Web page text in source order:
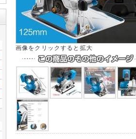
画像をクリックすると拡大